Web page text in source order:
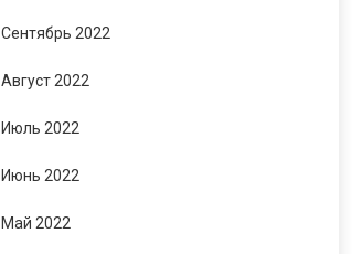
Сентябрь 2022
Август 2022
Июль 2022
Июнь 2022
Май 2022